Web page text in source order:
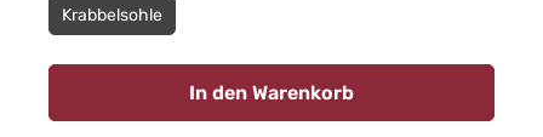
Krabbelsohle
In den Warenkorb